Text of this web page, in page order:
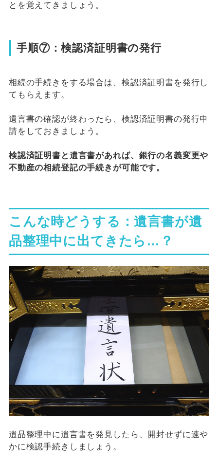
とを覚えてきましょう。
手順⑦：検認済証明書の発行
相続の手続きをする場合は、検認済証明書を発行し
てもらえます。
遺言書の確認が終わったら、検認済証明書の発行申
請をしておきましょう。
検認済証明書と遺言書があれば、銀行の名義変更や
不動産の相続登記の手続きが可能です。
こんな時どうする：遺言書が遺
品整理中に出てきたら…？
遺品整理中に遺言書を発見したら、開封せずに速や
かに検認手続きしましょう。